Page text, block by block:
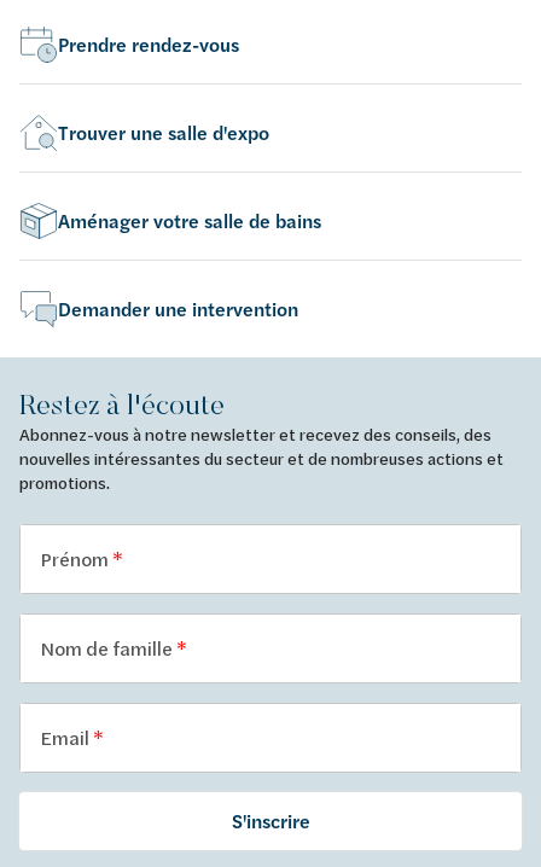
Prendre rendez-vous
Trouver une salle d'expo
Aménager votre salle de bains
Demander une intervention
Restez à l'écoute
Abonnez-vous à notre newsletter et recevez des conseils, des
nouvelles intéressantes du secteur et de nombreuses actions et
promotions.
Prénom
Nom de famille
Email
S'inscrire